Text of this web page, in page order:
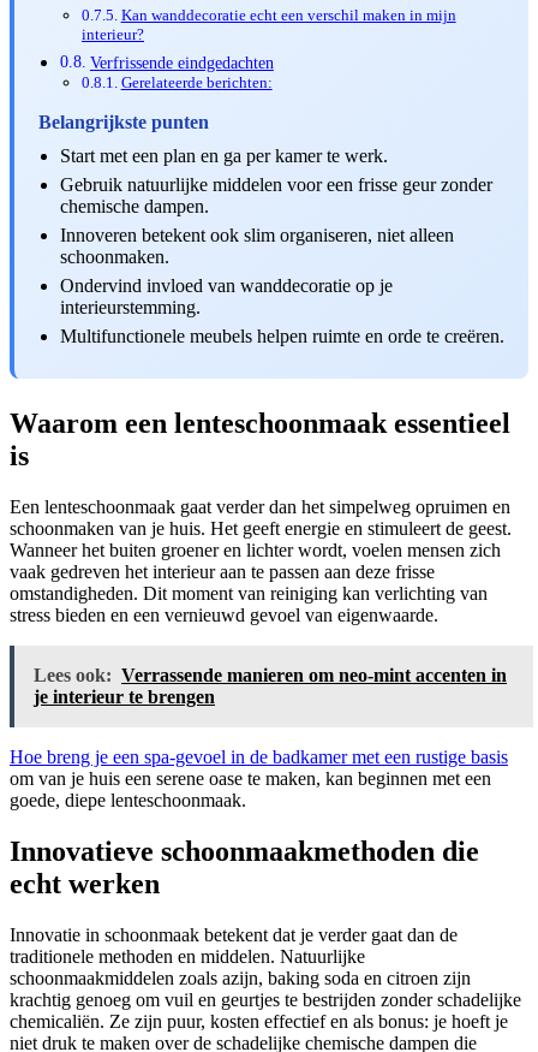
Kan wanddecoratie echt een verschil maken in mijn
interieur?
Verfrissende eindgedachten
Gerelateerde berichten:
Belangrijkste punten
Start met een plan en ga per kamer te werk.
Gebruik natuurlijke middelen voor een frisse geur zonder
chemische dampen.
Innoveren betekent ook slim organiseren, niet alleen
schoonmaken.
Ondervind invloed van wanddecoratie op je
interieurstemming.
Multifunctionele meubels helpen ruimte en orde te creëren.
Waarom een lenteschoonmaak essentieel
is
Een lenteschoonmaak gaat verder dan het simpelweg opruimen en
schoonmaken van je huis. Het geeft energie en stimuleert de geest.
Wanneer het buiten groener en lichter wordt, voelen mensen zich
vaak gedreven het interieur aan te passen aan deze frisse
omstandigheden. Dit moment van reiniging kan verlichting van
stress bieden en een vernieuwd gevoel van eigenwaarde.
Lees ook: Verrassende manieren om neo-mint accenten in
je interieur te brengen
Hoe breng je een spa-gevoel in de badkamer met een rustige basis
om van je huis een serene oase te maken, kan beginnen met een
goede, diepe lenteschoonmaak.
Innovatieve schoonmaakmethoden die
echt werken
Innovatie in schoonmaak betekent dat je verder gaat dan de
traditionele methoden en middelen. Natuurlijke
schoonmaakmiddelen zoals azijn, baking soda en citroen zijn
krachtig genoeg om vuil en geurtjes te bestrijden zonder schadelijke
chemicaliën. Ze zijn puur, kosten effectief en als bonus: je hoeft je
niet druk te maken over de schadelijke chemische dampen die